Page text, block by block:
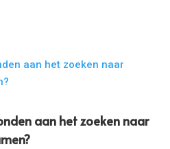
aan het zoeken naar